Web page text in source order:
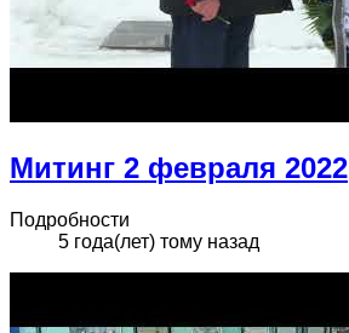
Митинг 2 февраля 2022
Подробности
5 года(лет) тому назад